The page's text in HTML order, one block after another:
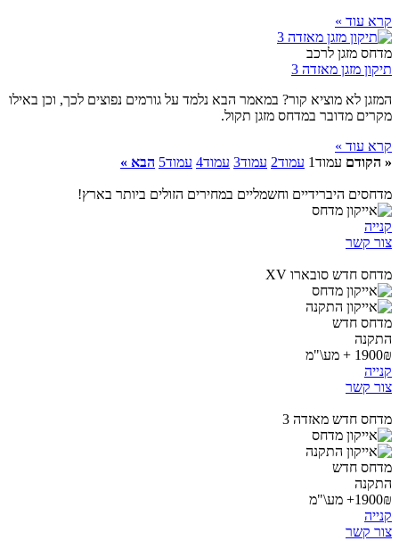
קרא עוד »
מדחס מזגן לרכב
תיקון מזגן מאזדה 3
המזגן לא מוציא קור? במאמר הבא נלמד על גורמים נפוצים לכך, וכן באילו
מקרים מדובר במדחס מזגן תקול.
קרא עוד »
« הקודם עמוד1 עמוד2 עמוד3 עמוד4 עמוד5 הבא »
מדחסים היברידיים וחשמליים במחירים הזולים ביותר בארץ!
קנייה
צור קשר
מדחס חדש סובארו XV
מדחס חדש
התקנה
1900₪ + מע\"מ
קנייה
צור קשר
מדחס חדש מאזדה 3
מדחס חדש
התקנה
1900₪+ מע\"מ
קנייה
צור קשר